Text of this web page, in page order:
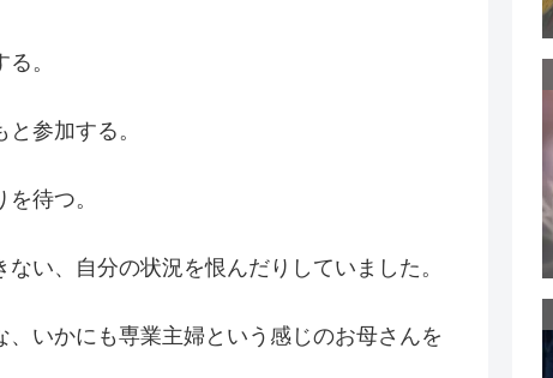
。
参加する。
待つ。
い、自分の状況を恨んだりしていました。
いかにも専業主婦という感じのお母さんを